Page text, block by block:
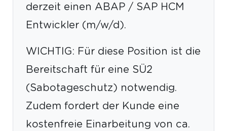
derzeit einen ABAP / SAP HCM
Entwickler (m/w/d).
WICHTIG: Für diese Position ist die
Bereitschaft für eine SÜ2
(Sabotageschutz) notwendig.
Zudem fordert der Kunde eine
kostenfreie Einarbeitung von ca.